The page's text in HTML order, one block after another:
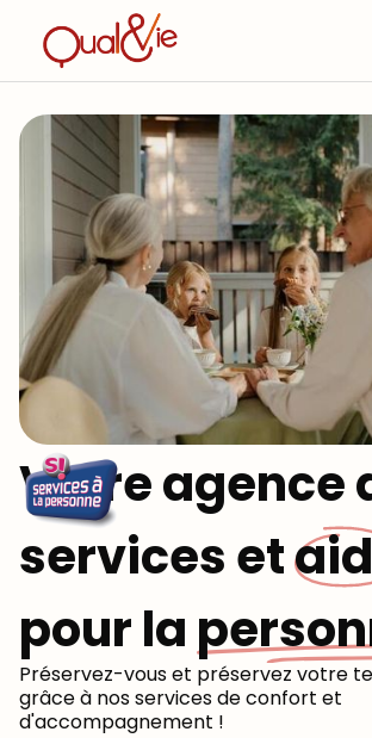
Votre agence
services et
pour la
Préservez-vous et préservez votre
grâce à nos services de confort et
d'accompagnement !